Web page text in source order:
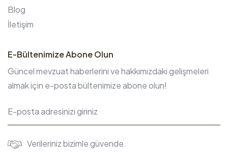
Blog
İletişim
E-Bültenimize Abone Olun
Güncel mevzuat haberlerini ve hakkımızdaki gelişmeleri
almak için e-posta bültenimize abone olun!
Verileriniz bizimle güvende.